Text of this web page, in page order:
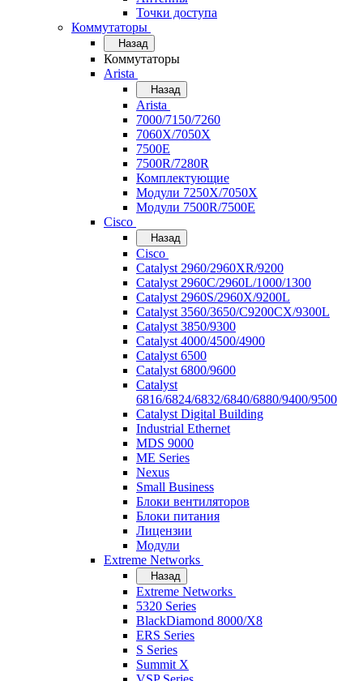
Точки доступа
Коммутаторы
Назад
Коммутаторы
Arista
Назад
Arista
7000/7150/7260
7060X/7050X
7500E
7500R/7280R
Комплектующие
Модули 7250X/7050X
Модули 7500R/7500E
Cisco
Назад
Cisco
Catalyst 2960/2960XR/9200
Catalyst 2960C/2960L/1000/1300
Catalyst 2960S/2960X/9200L
Catalyst 3560/3650/C9200CX/9300L
Catalyst 3850/9300
Catalyst 4000/4500/4900
Catalyst 6500
Catalyst 6800/9600
Catalyst
6816/6824/6832/6840/6880/9400/9500
Catalyst Digital Building
Industrial Ethernet
MDS 9000
ME Series
Nexus
Small Business
Блоки вентиляторов
Блоки питания
Лицензии
Модули
Extreme Networks
Назад
Extreme Networks
5320 Series
BlackDiamond 8000/X8
ERS Series
S Series
Summit X